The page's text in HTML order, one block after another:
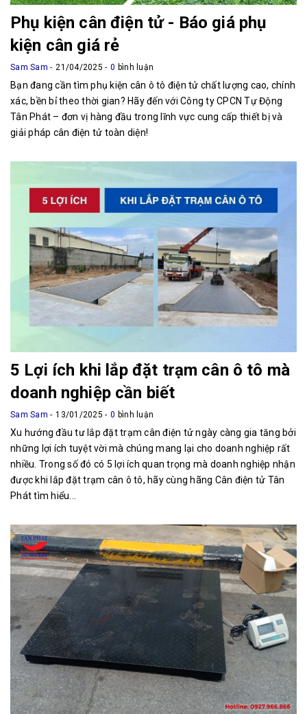
Phụ kiện cân điện tử - Báo giá phụ
kiện cân giá rẻ
Sam Sam 21/04/2025 0 bình luận
Bạn đang cần tìm phụ kiện cân ô tô điện tử chất lượng cao, chính
xác, bền bỉ theo thời gian? Hãy đến với Công ty CPCN Tự Động
Tân Phát – đơn vị hàng đầu trong lĩnh vực cung cấp thiết bị và
giải pháp cân điện tử toàn diện!
5 Lợi ích khi lắp đặt trạm cân ô tô mà
doanh nghiệp cần biết
Sam Sam 13/01/2025 0 bình luận
Xu hướng đầu tư lắp đặt trạm cân điện tử ngày càng gia tăng bởi
những lợi ích tuyệt vời mà chúng mang lại cho doanh nghiệp rất
nhiều. Trong số đó có 5 lợi ích quan trọng mà doanh nghiệp nhận
được khi lắp đặt trạm cân ô tô, hãy cùng hãng Cân điện tử Tân
Phát tìm hiểu...